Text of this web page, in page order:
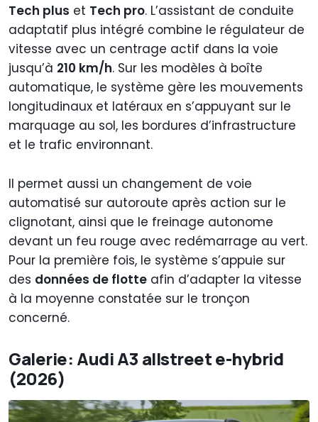
Tech plus et Tech pro. L’assistant de conduite
adaptatif plus intégré combine le régulateur de
vitesse avec un centrage actif dans la voie
jusqu’à 210 km/h. Sur les modèles à boîte
automatique, le système gère les mouvements
longitudinaux et latéraux en s’appuyant sur le
marquage au sol, les bordures d’infrastructure
et le trafic environnant.
Il permet aussi un changement de voie
automatisé sur autoroute après action sur le
clignotant, ainsi que le freinage autonome
devant un feu rouge avec redémarrage au vert.
Pour la première fois, le système s’appuie sur
des données de flotte afin d’adapter la vitesse
à la moyenne constatée sur le tronçon
concerné.
Galerie: Audi A3 allstreet e-hybrid
(2026)